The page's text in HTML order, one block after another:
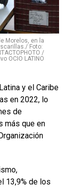
Morelos, en la
Foto:
/
OCIO LATINO
y el Caribe
en 2022, lo
de
más que en
13,9% de los